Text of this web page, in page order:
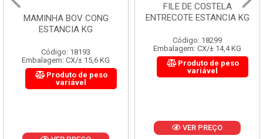
MAMINHA BOV CONG
ESTANCIA KG
Código: 18193
Embalagem: CX/± 15,6 KG
Produto de peso
variável
FILE DE COSTELA
ENTRECOTE ESTANCIA KG
Código: 18299
Embalagem: CX/± 14,4 KG
Produto de peso
variável
VER PREÇO